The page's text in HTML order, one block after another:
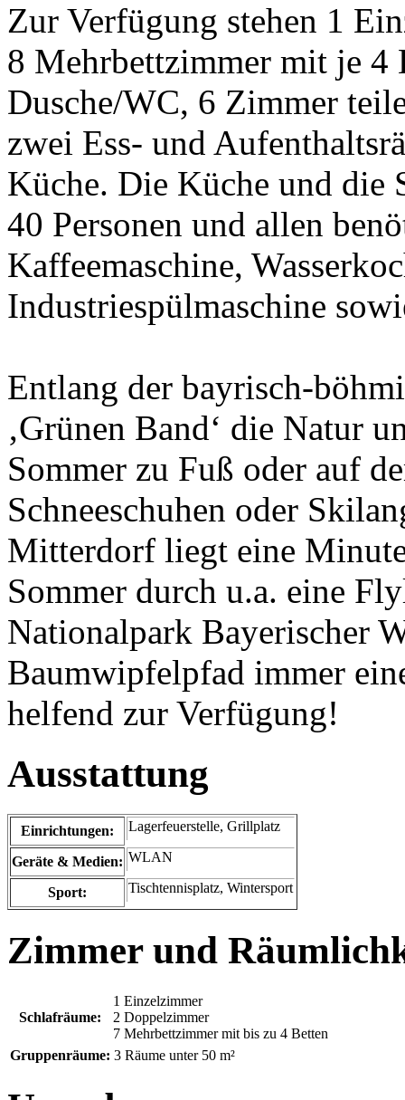
Zur Verfügung stehen 1
8 Mehrbettzimmer mit je 4
Dusche/WC, 6 Zimmer
zwei Ess- und
Küche. Die Küche und die
40 Personen und allen
Kaffeemaschine,
Industriespülmaschine
Entlang der bayrisch-
‚Grünen Band‘ die Natur
Sommer zu Fuß oder auf
Schneeschuhen oder
Mitterdorf liegt eine
Sommer durch u.a. eine
Nationalpark Bayerischer
Baumwipfelpfad immer
helfend zur Verfügung!
Ausstattung
Einrichtungen: Lagerfeuerstelle, Grillplatz
Geräte & Medien: WLAN
Sport: Tischtennisplatz, Wintersport
Zimmer und
Schlafräume:
1 Einzelzimmer
2 Doppelzimmer
7 Mehrbettzimmer mit bis zu 4 Betten
Gruppenräume: 3 Räume unter 50 m²